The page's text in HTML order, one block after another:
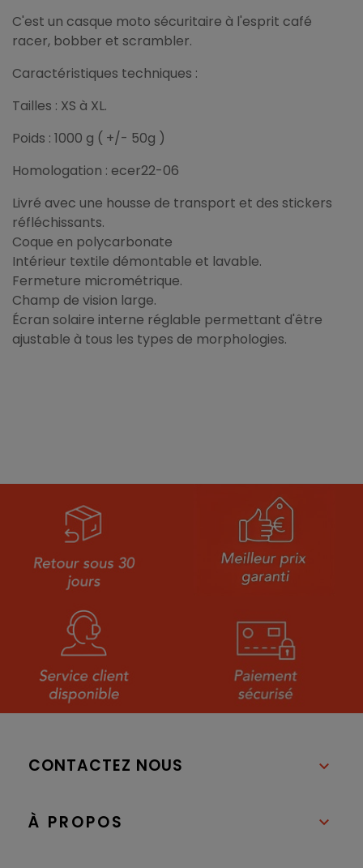
C'est un casque moto sécuritaire à l'esprit café
racer, bobber et scrambler.
Caractéristiques techniques :
Tailles : XS à XL.
Poids : 1000 g ( +/- 50g )
Homologation : ecer22-06
Livré avec une housse de transport et des stickers
réfléchissants.
Coque en polycarbonate
Intérieur textile démontable et lavable.
Fermeture micrométrique.
Champ de vision large.
Écran solaire interne réglable permettant d'être
ajustable à tous les types de morphologies.
CONTACTEZ NOUS 
À PROPOS 